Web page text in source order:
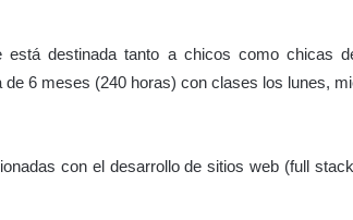
está destinada tanto a chicos como chicas
6 meses (240 horas) con clases los lunes,
con el desarrollo de sitios web (full